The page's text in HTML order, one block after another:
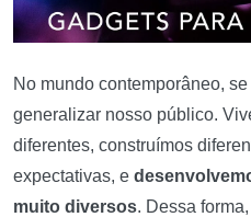
No mundo contemporâneo,
generalizar nosso público.
diferentes, construímos
expectativas, e
muito diversos. Dessa